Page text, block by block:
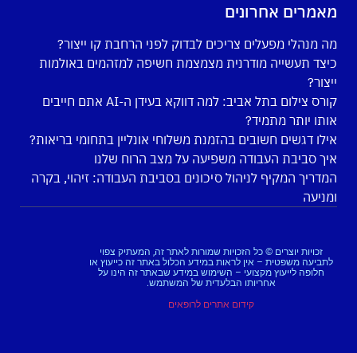
מאמרים אחרונים
מה מנהלי מפעלים צריכים לבדוק לפני הרחבת קו ייצור?
כיצד תעשייה מודרנית מצמצמת חשיפה למזהמים באולמות
ייצור?
קורס צילום בתל אביב: למה דווקא בעידן ה-AI אתם חייבים
אותו יותר מתמיד?
אילו דגשים חשובים בהזמנת משלוחי אונליין בתחומי בריאות?
איך סביבת העבודה משפיעה על מצב הרוח שלנו
המדריך המקיף לניהול סיכונים בסביבת העבודה: זיהוי, בקרה
ומניעה
זכויות יוצרים © כל הזכויות שמורות לאתר זה, המעתיק צפוי
לתביעה משפטית – אין לראות במידע הכלול באתר זה כייעוץ או
חלופה לייעוץ מקצועי – השימוש במידע שבאתר זה הינו על
אחריותו הבלעדית של המשתמש.
קידום אתרים לרופאים